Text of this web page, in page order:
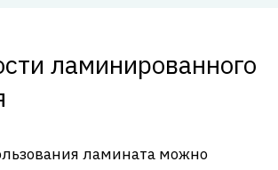
ламинированного
ламината можно